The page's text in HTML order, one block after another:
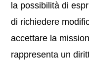
la possibilità di
di richiedere
accettare la
rappresenta un